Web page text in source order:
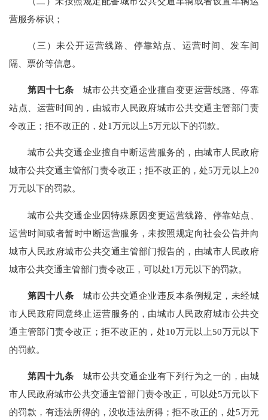
营服务标识；
（三）未公开运营线路、停靠站点、运营时间、发车间
隔、票价等信息。
第四十七条 城市公共交通企业擅自变更运营线路、停靠
站点、运营时间的，由城市人民政府城市公共交通主管部门责
令改正；拒不改正的，处1万元以上5万元以下的罚款。
城市公共交通企业擅自中断运营服务的，由城市人民政府
城市公共交通主管部门责令改正；拒不改正的，处5万元以上20
万元以下的罚款。
城市公共交通企业因特殊原因变更运营线路、停靠站点、
运营时间或者暂时中断运营服务，未按照规定向社会公告并向
城市人民政府城市公共交通主管部门报告的，由城市人民政府
城市公共交通主管部门责令改正，可以处1万元以下的罚款。
第四十八条 城市公共交通企业违反本条例规定，未经城
市人民政府同意终止运营服务的，由城市人民政府城市公共交
通主管部门责令改正；拒不改正的，处10万元以上50万元以下
的罚款。
第四十九条 城市公共交通企业有下列行为之一的，由城
市人民政府城市公共交通主管部门责令改正，可以处5万元以下
的罚款，有违法所得的，没收违法所得；拒不改正的，处5万元